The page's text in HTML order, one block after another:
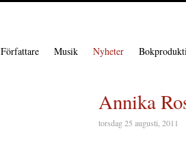
Författare Musik Nyheter
Annika
torsdag 25 augusti, 2011